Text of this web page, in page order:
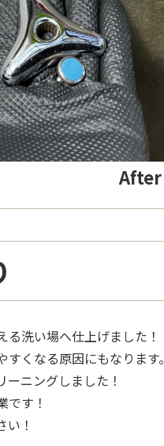
After
洗い場へ仕上げました！
くなる原因にもなります。
ニングしました！
です！
！